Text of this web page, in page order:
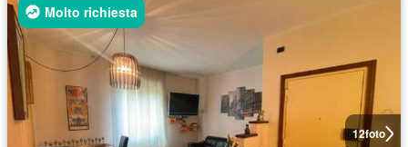
12foto
Molto richiesta